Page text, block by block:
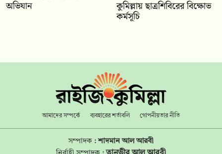
অভিযান কুমিল্লায় ছাত্রশিবিরের বিক্ষোভ
কর্মসূচি
আমাদের সম্পর্কে ব্যবহারের শর্তাবলি গোপনীয়তার নীতি
সম্পাদক :শাদমান আল আরবী